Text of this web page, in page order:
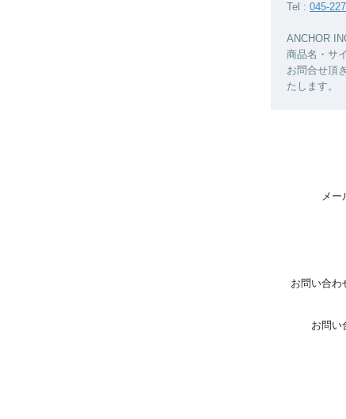
Tel : 045-
ANCHOR
商品名・サ
お問合せ頂
たします。
メー
お問い合わ
お問い